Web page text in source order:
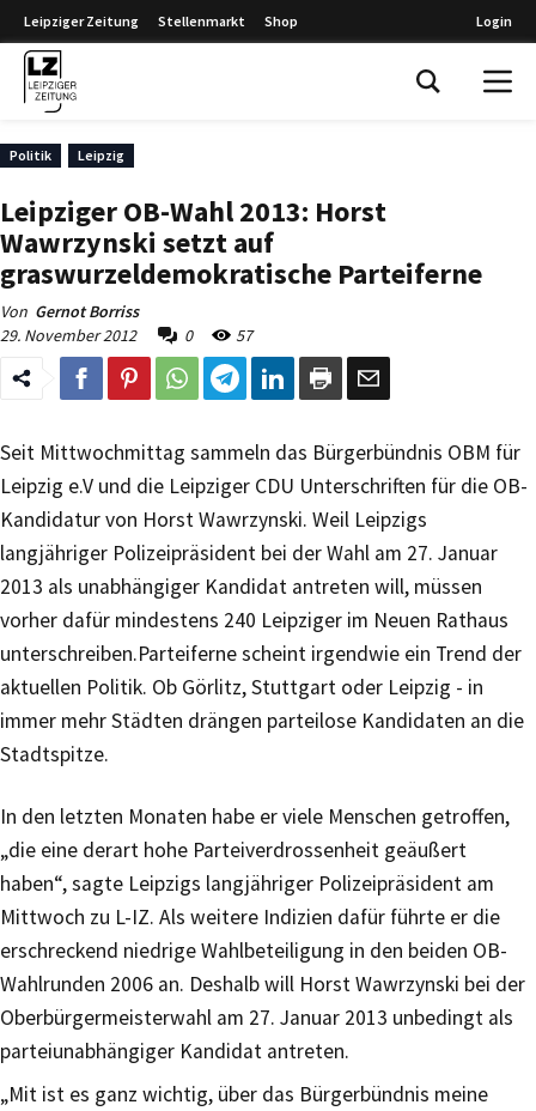
Leipziger Zeitung Stellenmarkt Shop Login
Politik Leipzig
Leipziger OB-Wahl 2013: Horst
Wawrzynski setzt auf
graswurzeldemokratische Parteiferne
Von Gernot Borriss
29. November 2012
0 57
Seit Mittwochmittag sammeln das Bürgerbündnis OBM für
Leipzig e.V und die Leipziger CDU Unterschriften für die OB-
Kandidatur von Horst Wawrzynski. Weil Leipzigs
langjähriger Polizeipräsident bei der Wahl am 27. Januar
2013 als unabhängiger Kandidat antreten will, müssen
vorher dafür mindestens 240 Leipziger im Neuen Rathaus
unterschreiben.Parteiferne scheint irgendwie ein Trend der
aktuellen Politik. Ob Görlitz, Stuttgart oder Leipzig - in
immer mehr Städten drängen parteilose Kandidaten an die
Stadtspitze.
In den letzten Monaten habe er viele Menschen getroffen,
„die eine derart hohe Parteiverdrossenheit geäußert
haben“, sagte Leipzigs langjähriger Polizeipräsident am
Mittwoch zu L-IZ. Als weitere Indizien dafür führte er die
erschreckend niedrige Wahlbeteiligung in den beiden OB-
Wahlrunden 2006 an. Deshalb will Horst Wawrzynski bei der
Oberbürgermeisterwahl am 27. Januar 2013 unbedingt als
parteiunabhängiger Kandidat antreten.
„Mit ist es ganz wichtig, über das Bürgerbündnis meine